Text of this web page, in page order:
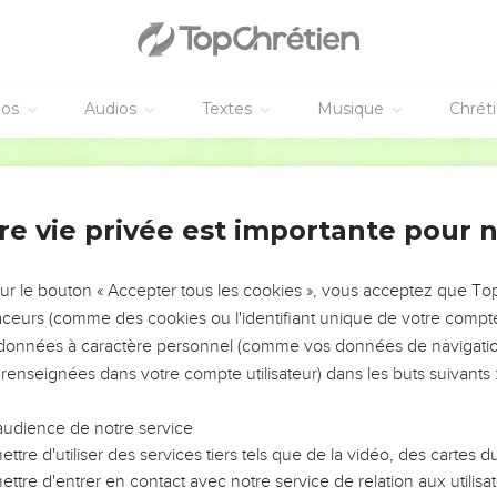
Audios Textes Musique
supplanta son frère, et dans sa force il lutta avec Dieu.
Dieu ; garde la miséricorde et la justice ; et espère
suis devenu riche ; je me suis acquis des richesses. Dans tout
ton Dieu dès le pays d'Égypte. Je te ferai encore habiter sous
et j'ai multiplié les visions, et par le moyen des prophètes j'ai
certainement ils seront réduits à néant. Ils ont sacrifié des
des monceaux de pierres sur les sillons des champs.
de Syrie, et Israël servit pour une femme, et pour une femme
vie privée est importante pour
le bouton « Accepter tous les cookies », vous acceptez que
(comme des cookies ou l'identifiant unique de votre
à caractère personnel (comme vos données de
dans votre compte utilisateur) dans les buts suivants :
de notre service
d'utiliser des services tiers tels que de la vidéo, des cartes
d'entrer en contact avec notre service de relation aux